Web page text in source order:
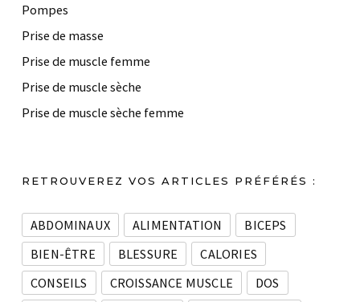
Pompes
Prise de masse
Prise de muscle femme
Prise de muscle sèche
Prise de muscle sèche femme
RETROUVEREZ VOS ARTICLES PRÉFÉRÉS :
ABDOMINAUX ALIMENTATION
BICEPS
BIEN-ÊTRE
BLESSURE
CALORIES
CONSEILS
CROISSANCE MUSCLE
DOS